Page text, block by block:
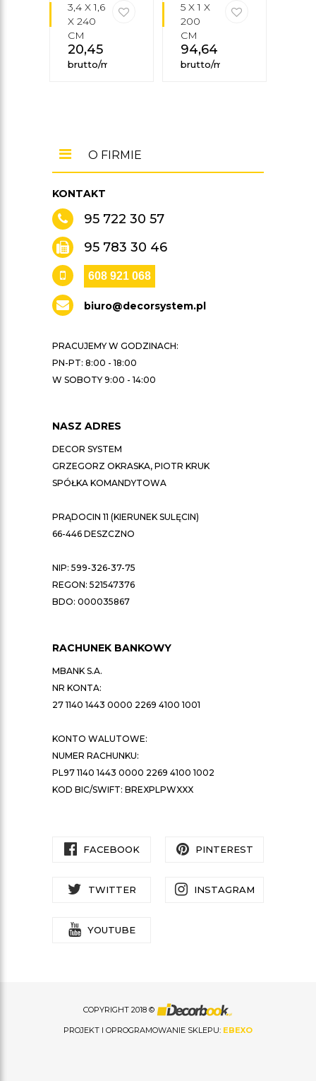
3,4 X 1,6
X 240
CM
20,45
brutto/mb
5 X 1 X
200
CM
94,64
brutto/mb
KONTAKT
95 722 30 57
95 783 30 46
608 921 068
biuro@decorsystem.pl
PRACUJEMY W GODZINACH:
PN-PT: 8:00 - 18:00
W SOBOTY 9:00 - 14:00
NASZ ADRES
DECOR SYSTEM
GRZEGORZ OKRASKA, PIOTR KRUK
SPÓŁKA KOMANDYTOWA
PRĄDOCIN 11 (KIERUNEK SULĘCIN)
66-446 DESZCZNO
NIP: 599-326-37-75
REGON: 521547376
BDO: 000035867
O FIRMIE
RACHUNEK BANKOWY
MBANK S.A.
NR KONTA:
27 1140 1443 0000 2269 4100 1001
KONTO WALUTOWE:
NUMER RACHUNKU:
PL97 1140 1443 0000 2269 4100 1002
KOD BIC/SWIFT: BREXPLPWXXX
FACEBOOK PINTEREST
TWITTER INSTAGRAM
YOUTUBE
COPYRIGHT 2018 ©
PROJEKT I OPROGRAMOWANIE SKLEPU: EBEXO